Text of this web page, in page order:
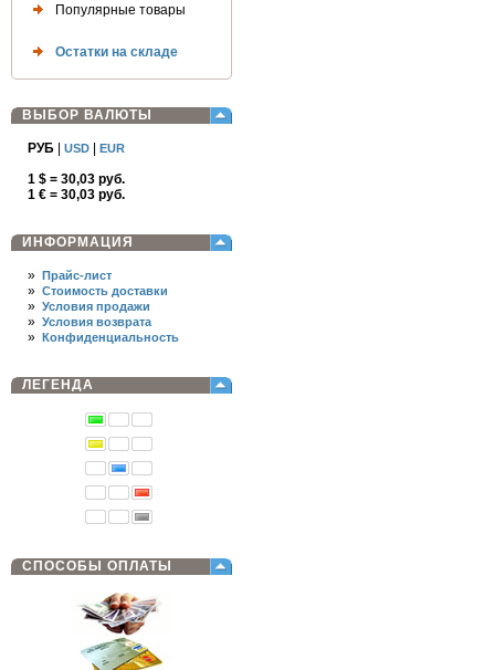
Популярные товары
Остатки на складе
ВЫБОР ВАЛЮТЫ
РУБ USD EUR
1 $ = 30,03 руб.
1 € = 30,03 руб.
ИНФОРМАЦИЯ
» Прайс-лист
» Стоимость доставки
» Условия продажи
» Условия возврата
» Конфиденциальность
ЛЕГЕНДА
СПОСОБЫ ОПЛАТЫ